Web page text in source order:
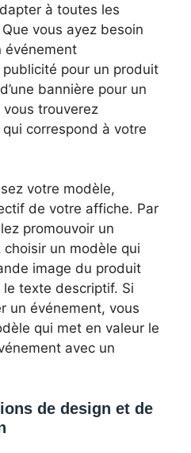
à toutes les
vous ayez besoin
événement
publicité pour un produit
bannière pour un
trouverez
correspond à votre
votre modèle,
de votre affiche. Par
promouvoir un
un modèle qui
image du produit
texte descriptif. Si
un événement, vous
qui met en valeur le
avec un
de design et de